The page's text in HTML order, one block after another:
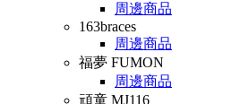
周邊商品
163braces
周邊商品
福夢 FUMON
周邊商品
頑童 MJ116